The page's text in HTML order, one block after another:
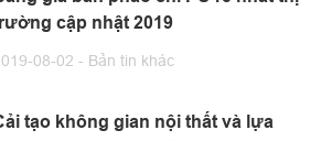
cập nhật 2019
08-02 - Bản tin khác
tạo không gian nội thất và lựa